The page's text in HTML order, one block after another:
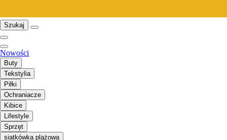
Szukaj
Nowości
Buty
Tekstylia
Piłki
Ochraniacze
Kibice
Lifestyle
Sprzęt
siatkówka plażowa